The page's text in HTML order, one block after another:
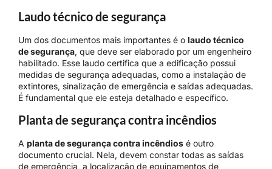
Laudo técnico de segurança
Um dos documentos mais importantes é o laudo técnico
de segurança, que deve ser elaborado por um engenheiro
habilitado. Esse laudo certifica que a edificação possui
medidas de segurança adequadas, como a instalação de
extintores, sinalização de emergência e saídas adequadas.
É fundamental que ele esteja detalhado e específico.
Planta de segurança contra incêndios
A planta de segurança contra incêndios é outro
documento crucial. Nela, devem constar todas as saídas
de emergência, a localização de equipamentos de